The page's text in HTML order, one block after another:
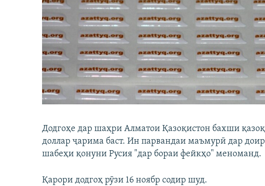
Додгоҳе дар шаҳри Алматои Қазоқистон бахши
доллар ҷарима баст. Ин парвандаи маъмурӣ дар
шабеҳи қонуни Русия "дар бораи фейкҳо" меноманд.
Қарори додгоҳ рӯзи 16 ноябр содир шуд.